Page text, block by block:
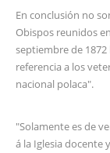
En conclusión no
Obispos reunidos
septiembre de
referencia a los
nacional polaca".
"Solamente es de
á la Iglesia docente